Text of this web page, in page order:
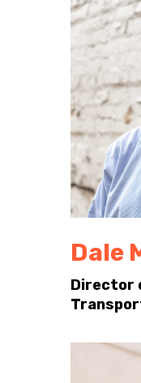
Dale
Director